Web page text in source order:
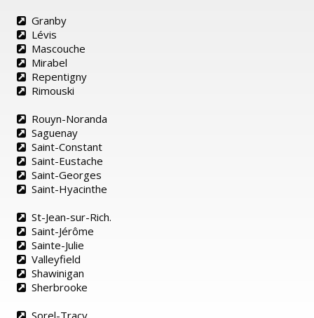
Granby
Lévis
Mascouche
Mirabel
Repentigny
Rimouski
Rouyn-Noranda
Saguenay
Saint-Constant
Saint-Eustache
Saint-Georges
Saint-Hyacinthe
St-Jean-sur-Rich.
Saint-Jérôme
Sainte-Julie
Valleyfield
Shawinigan
Sherbrooke
Sorel-Tracy